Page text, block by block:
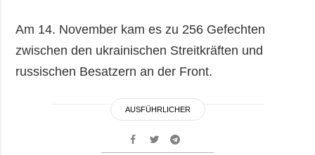
Am 14. November kam es zu 256 Gefechten
zwischen den ukrainischen Streitkräften und
russischen Besatzern an der Front.
AUSFÜHRLICHER